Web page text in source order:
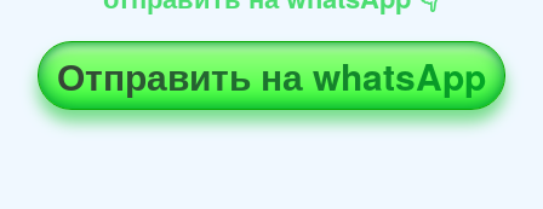
Отправить на whatsApp